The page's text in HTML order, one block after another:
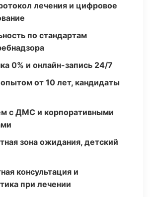
лечения и цифровое
по стандартам
0% и онлайн-запись 24/7
от 10 лет, кандидаты
с ДМС и корпоративными
зона ожидания, детский
консультация и
при лечении